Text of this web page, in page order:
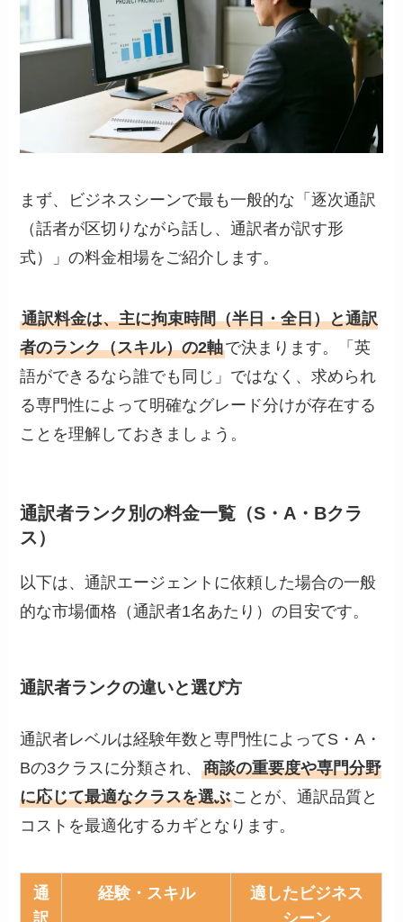
まず、ビジネスシーンで最も一般的な「逐次通訳
（話者が区切りながら話し、通訳者が訳す形
式）」の料金相場をご紹介します。
通訳料金は、主に拘束時間（半日・全日）と通訳
者のランク（スキル）の2軸で決まります。「英
語ができるなら誰でも同じ」ではなく、求められ
る専門性によって明確なグレード分けが存在する
ことを理解しておきましょう。
通訳者ランク別の料金一覧（S・A・Bクラ
ス）
以下は、通訳エージェントに依頼した場合の一般
的な市場価格（通訳者1名あたり）の目安です。
通訳者ランクの違いと選び方
通訳者レベルは経験年数と専門性によってS・A・
Bの3クラスに分類され、商談の重要度や専門分野
に応じて最適なクラスを選ぶことが、通訳品質と
コストを最適化するカギとなります。
通
経験・スキル
適したビジネス